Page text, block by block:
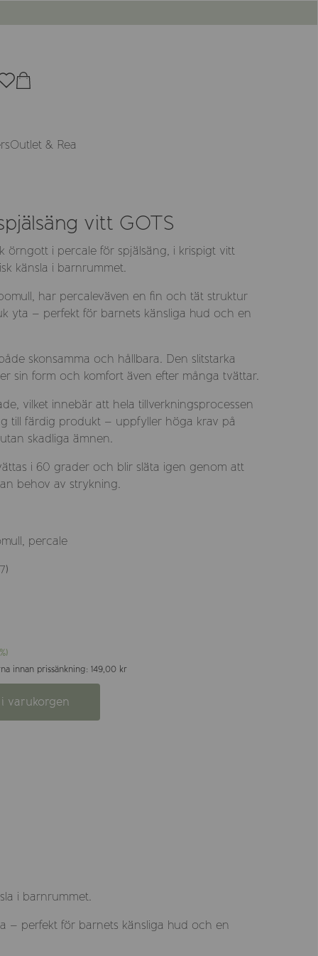
Outlet & Rea
vitt GOTS
örngott i percale för spjälsäng, i krispigt vitt
känsla i barnrummet.
har percaleväven en fin och tät struktur
yta – perfekt för barnets känsliga hud och en
skonsamma och hållbara. Den slitstarka
sin form och komfort även efter många tvättar.
vilket innebär att hela tillverkningsprocessen
till färdig produkt – uppfyller höga krav på
skadliga ämnen.
i 60 grader och blir släta igen genom att
behov av strykning.
percale
innan prissänkning: 149,00 kr
varukorgen
i barnrummet.
– perfekt för barnets känsliga hud och en